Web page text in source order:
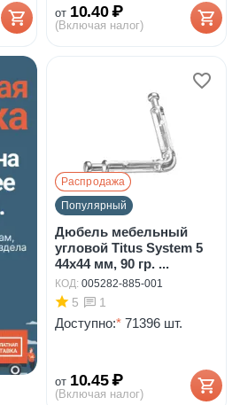
от 10.40 ₽
(Включая налог)
Распродажа
Популярный
Дюбель мебельный
угловой Titus System 5
44х44 мм, 90 гр. ...
КОД: 005282-885-001
5 1
Доступно:* 71396 шт.
от 10.45 ₽
(Включая налог)